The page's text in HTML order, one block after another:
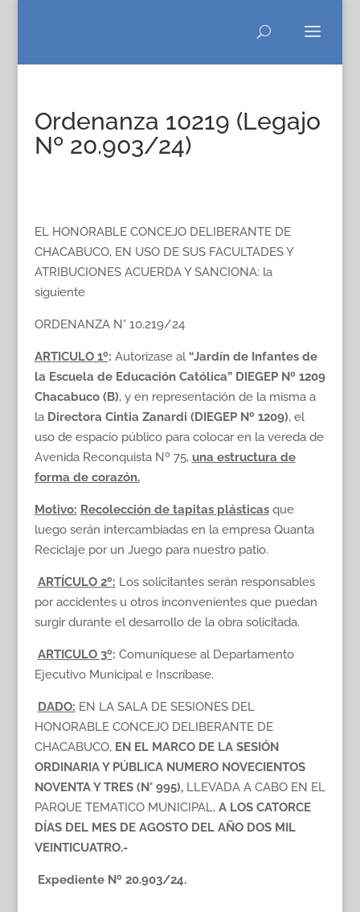
Ordenanza 10219 (Legajo
Nº 20.903/24)
EL HONORABLE CONCEJO DELIBERANTE DE
CHACABUCO, EN USO DE SUS FACULTADES Y
ATRIBUCIONES ACUERDA Y SANCIONA: la
siguiente
ORDENANZA N° 10.219/24
ARTICULO 1º: Autorizase al“Jardín de Infantes de
la Escuela de Educación Católica” DIEGEP Nº 1209
Chacabuco (B), y en representación de la misma a
la Directora Cintia Zanardi (DIEGEP Nº 1209), el
uso de espacio público para colocar en la vereda de
Avenida Reconquista Nº 75, una estructura de
forma de corazón.
Motivo: Recolección de tapitas plásticasque
luego serán intercambiadas en la empresa Quanta
Reciclaje por un Juego para nuestro patio.
ARTÍCULO 2º: Los solicitantes serán responsables
por accidentes u otros inconvenientes que puedan
surgir durante el desarrollo de la obra solicitada.
ARTICULO 3º: Comuníquese al Departamento
Ejecutivo Municipal e Inscríbase.
DADO: EN LA SALA DE SESIONES DEL
HONORABLE CONCEJO DELIBERANTE DE
CHACABUCO, EN EL MARCO DE LA SESIÓN
ORDINARIA Y PÚBLICA NUMERO NOVECIENTOS
NOVENTA Y TRES (N° 995), LLEVADA A CABO EN EL
PARQUE TEMATICO MUNICIPAL, A LOS CATORCE
DÍAS DEL MES DE AGOSTO DEL AÑO DOS MIL
VEINTICUATRO.-
Expediente Nº 20.903/24.